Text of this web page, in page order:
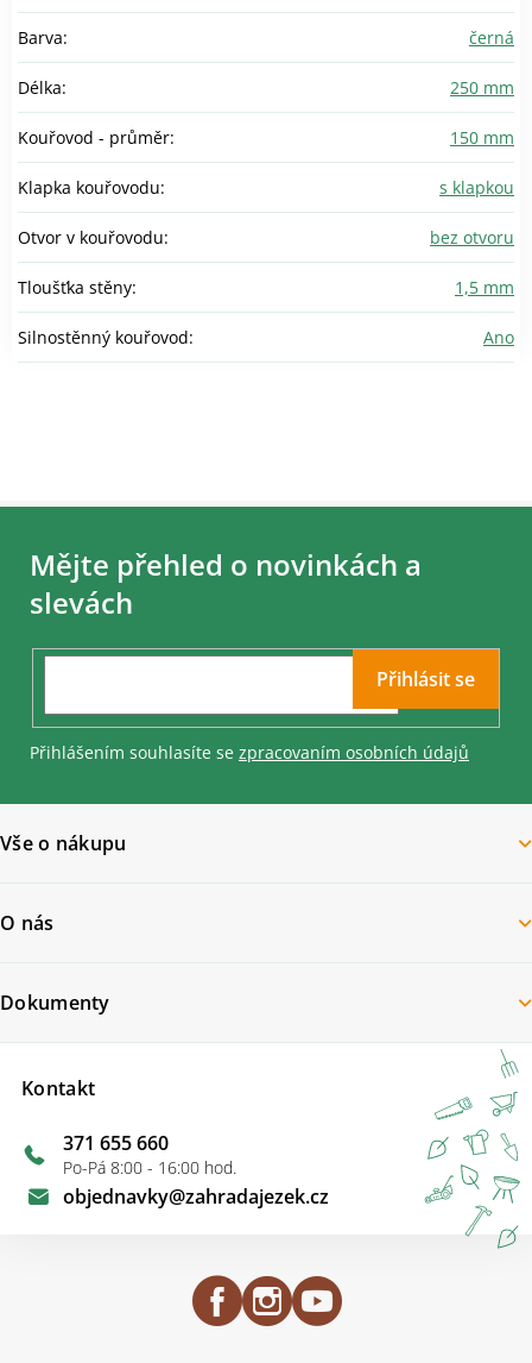
Barva: černá
Délka: 250 mm
Kouřovod - průměr: 150 mm
Klapka kouřovodu: s klapkou
Otvor v kouřovodu: bez otvoru
Tloušťka stěny: 1,5 mm
Silnostěnný kouřovod: Ano
Z
Mějte přehled o novinkách a
slevách
Přihlásit se
Přihlášením souhlasíte se zpracovaním osobních údajů
Vše o nákupu
O nás
Kontakt
objednavky@zahradajezek.cz
371 655 660
Po-Pá 8:00 - 16:00 hod.
Dokumenty